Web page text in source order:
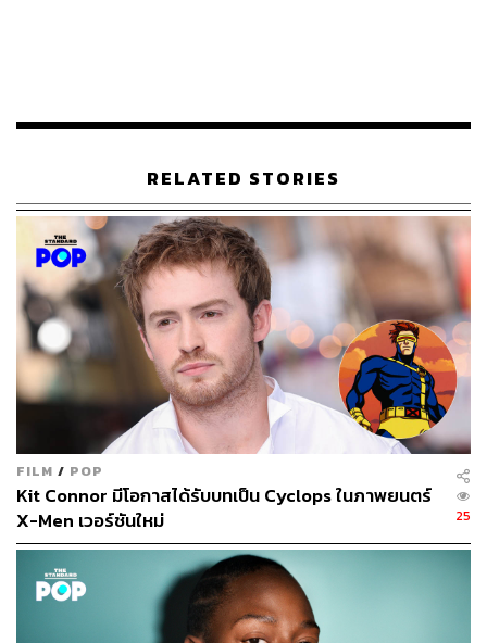
RELATED STORIES
FILM / POP
Kit Connor มีโอกาสได้รับบทเป็น Cyclops ในภาพยนตร์
X-Men เวอร์ชันใหม่
25